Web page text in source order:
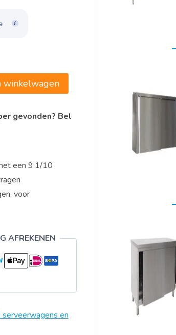
winkelwagen
gevonden? Bel
een 9.1/10
voor
AFREKENEN
serveerwagens en